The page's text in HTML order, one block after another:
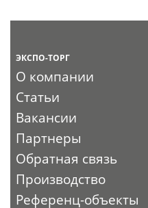
ЭКСПО-ТОРГ
О компании
Статьи
Вакансии
Партнеры
Обратная связь
Производство
Референц-объекты